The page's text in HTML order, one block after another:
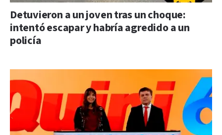
Detuvieron a un joven tras un choque:
intentó escapar y habría agredido a un
policía